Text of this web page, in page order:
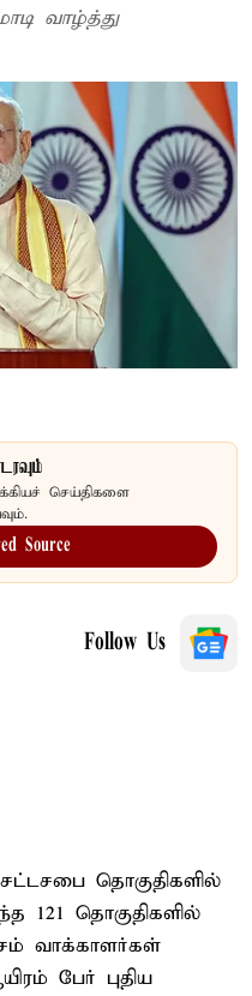
வாழ்த்து
செய்திகளை
Source
Follow Us
தொகுதிகளில்
121 தொகுதிகளில்
வாக்காளர்கள்
பேர் புதிய